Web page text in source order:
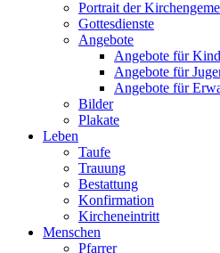
Portrait der
Gottesdienste
Angebote
Angebote für
Angebote für
Angebote für
Bilder
Plakate
Leben
Taufe
Trauung
Bestattung
Konfirmation
Kircheneintritt
Menschen
Pfarrer